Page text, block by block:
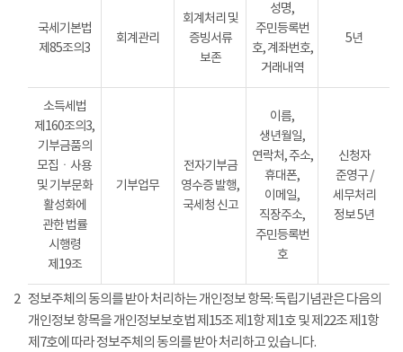
국세기본법
제85조의3
회계관리
회계처리 및
증빙서류
보존
성명,
주민등록번
호, 계좌번호,
거래내역
5년
소득세법
제160조의3,
기부금품의
모집ㆍ사용
및 기부문화
활성화에
관한 법률
시행령
제19조
기부업무
전자기부금
영수증 발행,
국세청 신고
이름,
생년월일,
연락처, 주소,
휴대폰,
이메일,
직장주소,
주민등록번
호
신청자
준영구 /
세무처리
정보 5년
2 정보주체의 동의를 받아 처리하는 개인정보 항목: 독립기념관은 다음의
개인정보 항목을 개인정보보호법 제15조 제1항 제1호 및 제22조 제1항
제7호에 따라 정보주체의 동의를 받아 처리하고 있습니다.